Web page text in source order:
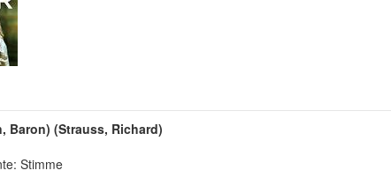
Baron) (Strauss, Richard)
Stimme